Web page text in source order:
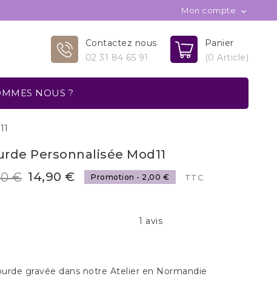
Mon compte 
Panier
(0 Article)
Contactez nous
02 31 84 65 91
NOUS ?
Personnalisée Mod11
€ 14,90 € Promotion - 2,00 € TTC
1 avis
gravée dans notre Atelier en Normandie